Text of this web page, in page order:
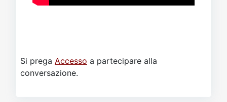
Si prega Accesso a partecipare alla
conversazione.